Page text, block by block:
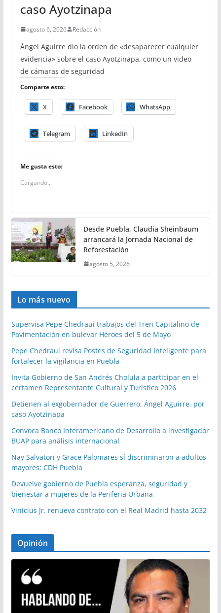
caso Ayotzinapa
agosto 6, 2026 Redacción
Ángel Aguirre dio la orden de «desaparecer cualquier
evidencia» sobre el caso Ayotzinapa, como un video
de cámaras de seguridad
Comparte esto:
X Facebook WhatsApp
Telegram LinkedIn
Me gusta esto:
Cargando...
Desde Puebla, Claudia Sheinbaum
arrancará la Jornada Nacional de
Reforestación
agosto 5, 2026
Lo más nuevo
Supervisa Pepe Chedraui trabajos del Tren Capitalino de
Pavimentación en bulevar Héroes del 5 de Mayo
Pepe Chedraui revisa Postes de Seguridad Inteligente para
fortalecer la vigilancia en Puebla
Invita Gobierno de San Andrés Cholula a participar en el
certamen Representante Cultural y Turístico 2026
Detienen al exgobernador de Guerrero, Ángel Aguirre, por
caso Ayotzinapa
Convoca Banco Interamericano de Desarrollo a investigador
BUAP para análisis internacional
Nay Salvatori y Grace Palomares sí discriminaron a adultos
mayores: CDH Puebla
Devuelve gobierno de Puebla esperanza, seguridad y
bienestar a mujeres de la Periferia Urbana
Vinicius Jr. renueva contrato con el Real Madrid hasta 2032
Opinión